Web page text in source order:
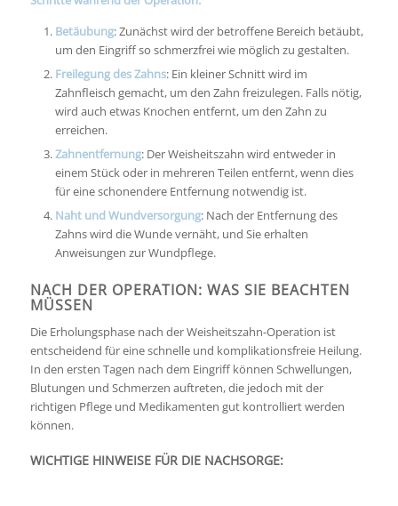
Betäubung: Zunächst wird der betroffene Bereich betäubt,
um den Eingriff so schmerzfrei wie möglich zu gestalten.
Freilegung des Zahns: Ein kleiner Schnitt wird im
Zahnfleisch gemacht, um den Zahn freizulegen. Falls nötig,
wird auch etwas Knochen entfernt, um den Zahn zu
erreichen.
Zahnentfernung: Der Weisheitszahn wird entweder in
einem Stück oder in mehreren Teilen entfernt, wenn dies
für eine schonendere Entfernung notwendig ist.
Naht und Wundversorgung: Nach der Entfernung des
Zahns wird die Wunde vernäht, und Sie erhalten
Anweisungen zur Wundpflege.
NACH DER OPERATION: WAS SIE BEACHTEN
MÜSSEN
Die Erholungsphase nach der Weisheitszahn-Operation ist
entscheidend für eine schnelle und komplikationsfreie Heilung.
In den ersten Tagen nach dem Eingriff können Schwellungen,
Blutungen und Schmerzen auftreten, die jedoch mit der
richtigen Pflege und Medikamenten gut kontrolliert werden
können.
WICHTIGE HINWEISE FÜR DIE NACHSORGE: